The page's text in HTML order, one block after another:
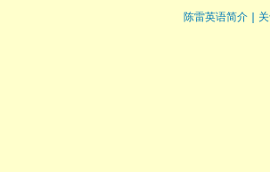
陈雷英语简介